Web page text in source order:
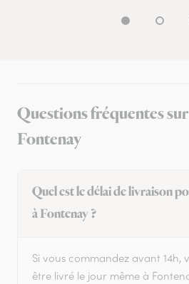
Questions fréquentes
Fontenay
Quel est le délai de livraison
à Fontenay ?
Si vous commandez avant 14h,
être livré le jour même à